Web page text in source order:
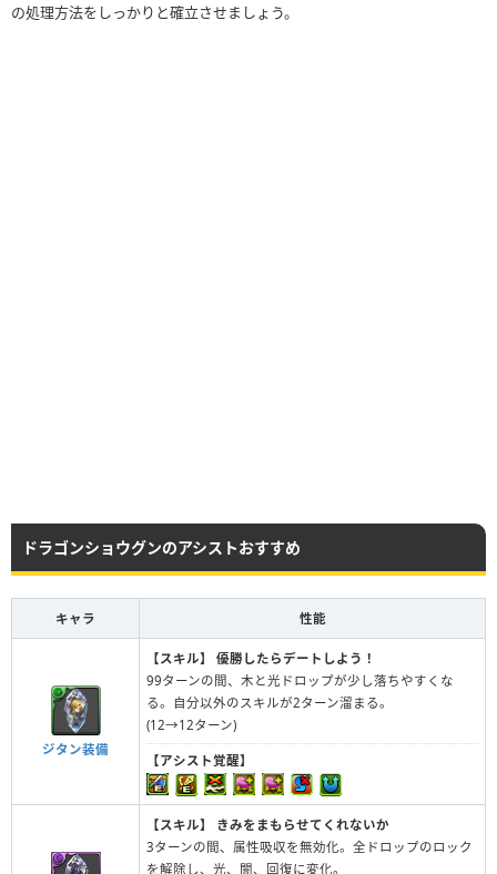
の処理方法をしっかりと確立させましょう。
ドラゴンショウグンのアシストおすすめ
キャラ 性能
ジタン装備
【スキル】
優勝したらデートしよう！
99ターンの間、木と光ドロップが少し落ちやすくな
る。自分以外のスキルが2ターン溜まる。
(12→12ターン)
【アシスト覚醒】
【スキル】
きみをまもらせてくれないか
3ターンの間、属性吸収を無効化。全ドロップのロック
を解除し、光、闇、回復に変化。